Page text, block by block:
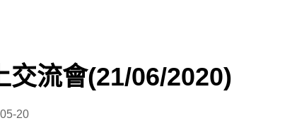
流會(21/06/2020)
20